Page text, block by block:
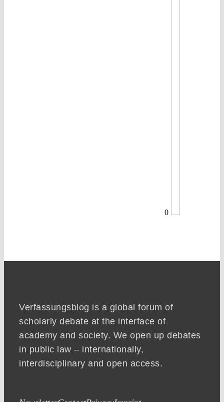
0
Verfassungsblog is a global forum of
scholarly debate at the interface of
academy and society. We open up debates
in public law – internationally,
interdisciplinary and open access.